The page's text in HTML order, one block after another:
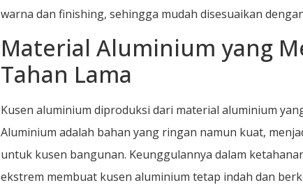
warna dan finishing, sehingga mudah disesuaikan
Material Aluminium yang
Tahan Lama
Kusen aluminium diproduksi dari material aluminium
Aluminium adalah bahan yang ringan namun kuat,
untuk kusen bangunan. Keunggulannya dalam
ekstrem membuat kusen aluminium tetap indah dan